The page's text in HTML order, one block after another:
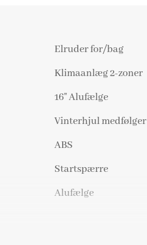
Elruder for/bag
Klimaanlæg 2-zoner
16" Alufælge
Vinterhjul medfølger
ABS
Startspærre
Alufælge